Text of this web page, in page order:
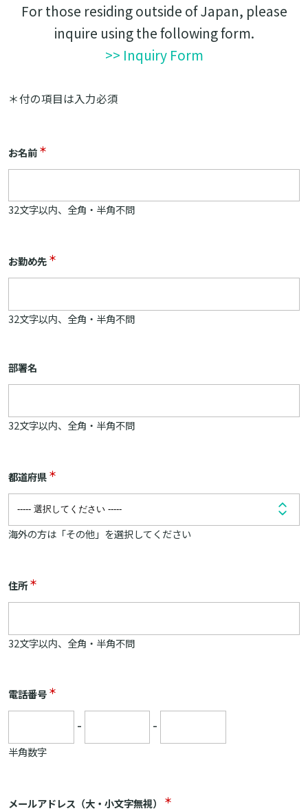
For those residing outside of Japan, please
inquire using the following form.
>> Inquiry Form
＊付の項目は入力必須
お名前 ＊
32文字以内、全角・半角不問
お勤め先 ＊
32文字以内、全角・半角不問
部署名
32文字以内、全角・半角不問
都道府県 ＊
海外の方は「その他」を選択してください
住所＊
32文字以内、全角・半角不問
電話番号 ＊
- -
半角数字
メールアドレス（大・小文字無視） ＊